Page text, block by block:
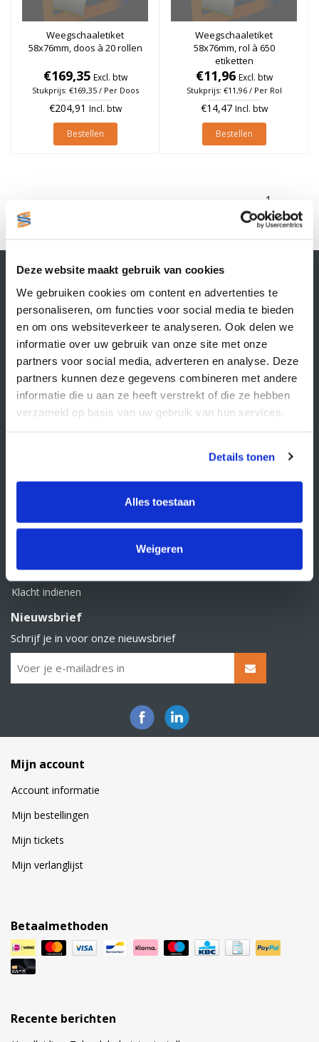
Deze website maakt gebruik van cookies
We gebruiken cookies om content en advertenties te
personaliseren, om functies voor social media te bieden
en om ons websiteverkeer te analyseren. Ook delen we
informatie over uw gebruik van onze site met onze
partners voor social media, adverteren en analyse. Deze
partners kunnen deze gegevens combineren met andere
informatie die u aan ze heeft verstrekt of die ze hebben
verzameld op basis van uw gebruik van hun services.
Details tonen
Alles toestaan
Weigeren
Weegschaaletiket
58x76mm, doos à 20 rollen
€169,35 Excl. btw
Stukprijs: €169,35 / Per Doos
€204,91 Incl. btw
Bestellen
Weegschaaletiket
58x76mm, rol à 650
etiketten
€11,96 Excl. btw
Stukprijs: €11,96 / Per Rol
€14,47 Incl. btw
Bestellen
1
Contactgegevens
Supply Service B.V.
Nijverheidsstraat 25-K
+31 33 468 13 42
KvK nummer: 66384737
BTW nummer: NL856526605B01
Klantenservice
Privacy statement
Klacht indienen
Nieuwsbrief
Schrijf je in voor onze nieuwsbrief
Mijn account
Account informatie
Mijn bestellingen
Mijn tickets
Mijn verlanglijst
Betaalmethoden
Recente berichten